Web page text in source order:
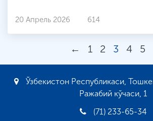
20 Апрель 2026 614
← 1 2 3 4 5
Ўзбекистон Республикаси,
Ражабий кўчаси, 1
(71) 233-65-34